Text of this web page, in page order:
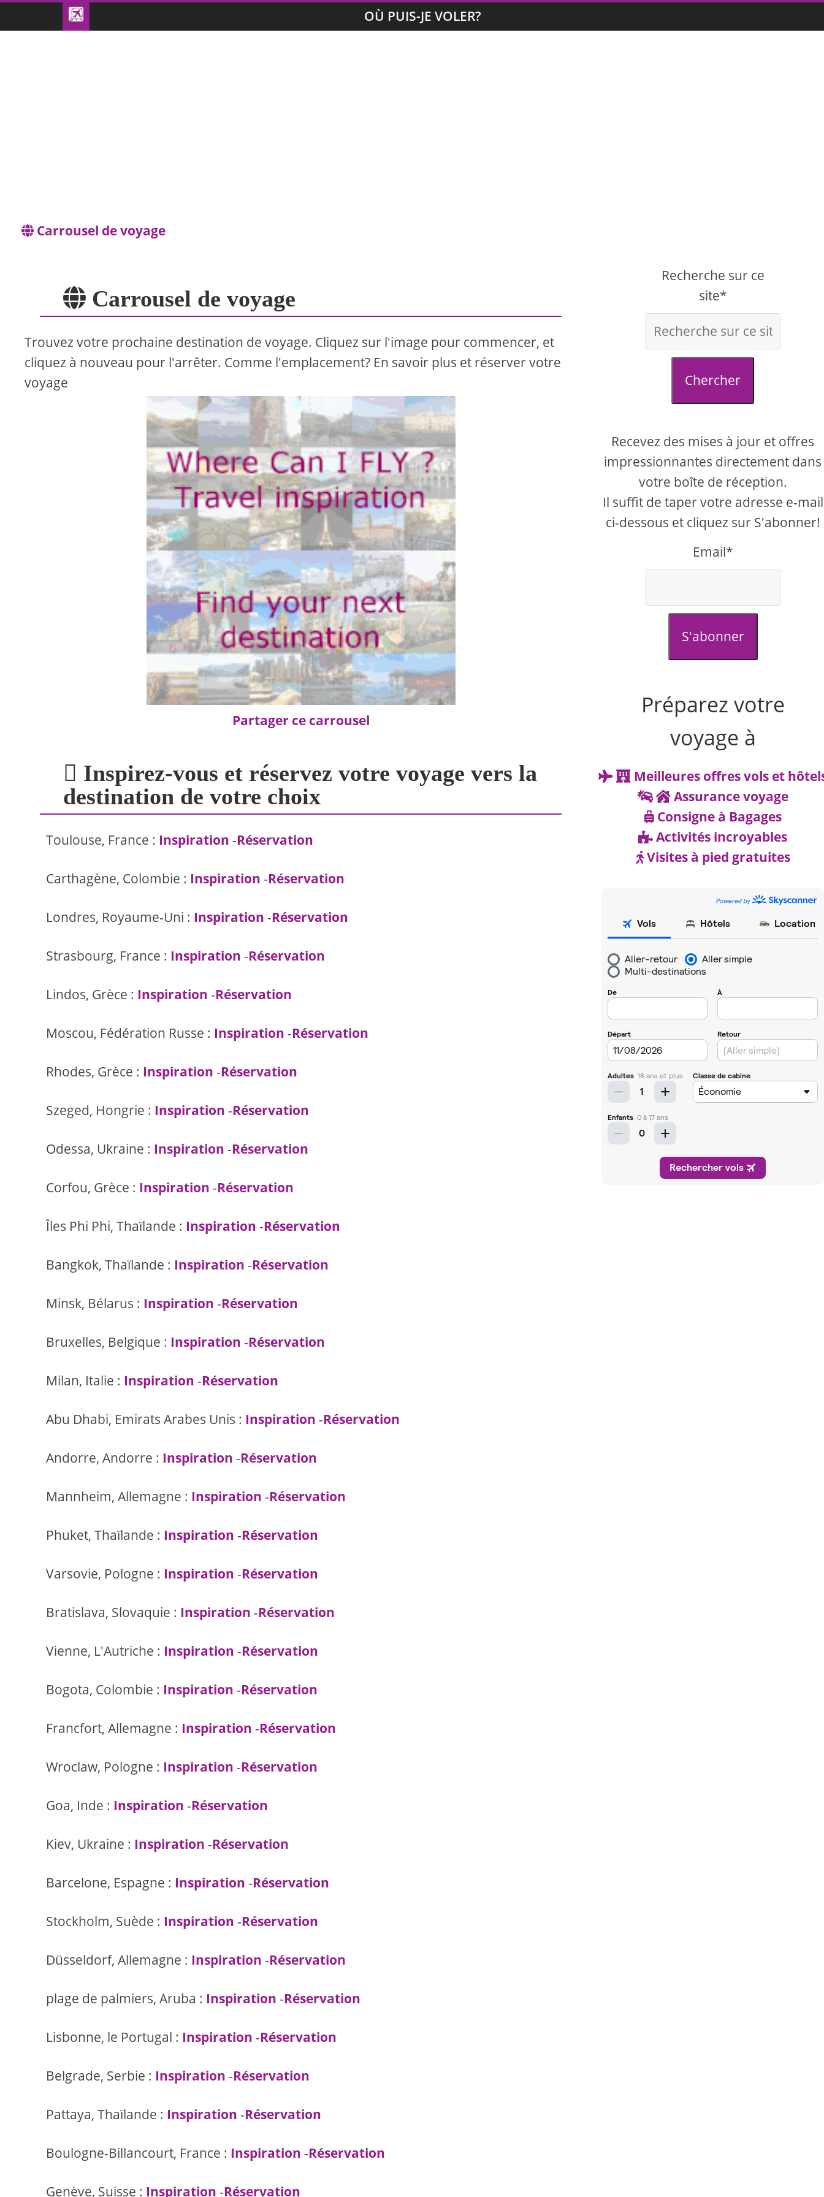
OÙ PUIS-JE VOLER?
Carrousel de voyage
Carrousel de voyage
Trouvez votre prochaine destination de voyage. Cliquez sur l'image pour commencer, et
cliquez à nouveau pour l'arrêter. Comme l'emplacement? En savoir plus et réserver votre
voyage
Partager ce carrousel
Inspirez-vous et réservez votre voyage vers la
destination de votre choix
Toulouse, France : Inspiration -Réservation
Carthagène, Colombie : Inspiration -Réservation
Londres, Royaume-Uni : Inspiration -Réservation
Strasbourg, France : Inspiration -Réservation
Lindos, Grèce : Inspiration -Réservation
Moscou, Fédération Russe : Inspiration -Réservation
Rhodes, Grèce : Inspiration -Réservation
Szeged, Hongrie : Inspiration -Réservation
Odessa, Ukraine : Inspiration -Réservation
Corfou, Grèce : Inspiration -Réservation
Îles Phi Phi, Thaïlande : Inspiration -Réservation
Bangkok, Thaïlande : Inspiration -Réservation
Minsk, Bélarus : Inspiration -Réservation
Bruxelles, Belgique : Inspiration -Réservation
Milan, Italie : Inspiration -Réservation
Abu Dhabi, Emirats Arabes Unis : Inspiration -Réservation
Andorre, Andorre : Inspiration -Réservation
Mannheim, Allemagne : Inspiration -Réservation
Phuket, Thaïlande : Inspiration -Réservation
Varsovie, Pologne : Inspiration -Réservation
Bratislava, Slovaquie : Inspiration -Réservation
Vienne, L'Autriche : Inspiration -Réservation
Bogota, Colombie : Inspiration -Réservation
Francfort, Allemagne : Inspiration -Réservation
Wroclaw, Pologne : Inspiration -Réservation
Goa, Inde : Inspiration -Réservation
Kiev, Ukraine : Inspiration -Réservation
Barcelone, Espagne : Inspiration -Réservation
Stockholm, Suède : Inspiration -Réservation
Düsseldorf, Allemagne : Inspiration -Réservation
plage de palmiers, Aruba : Inspiration -Réservation
Lisbonne, le Portugal : Inspiration -Réservation
Belgrade, Serbie : Inspiration -Réservation
Pattaya, Thaïlande : Inspiration -Réservation
Boulogne-Billancourt, France : Inspiration -Réservation
Genève, Suisse : Inspiration -Réservation
Recherche sur ce
site*
Chercher
Recevez des mises à jour et offres
impressionnantes directement dans
votre boîte de réception.
Il suffit de taper votre adresse e-mail
ci-dessous et cliquez sur S'abonner!
Email*
S'abonner
Préparez votre
voyage à
Meilleures offres vols et
Assurance voyage
Consigne à Bagages
Activités incroyables
Visites à pied gratuites